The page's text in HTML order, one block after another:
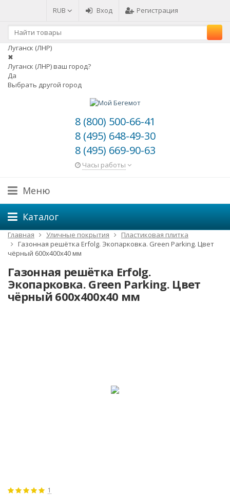
RUB Вход Регистрация
Луганск (ЛНР)
✖
Луганск (ЛНР) ваш город?
Да
Выбрать другой город
8 (800) 500-66-41
8 (495) 648-49-30
8 (495) 669-90-63
Часы работы
Меню
Каталог
Главная Уличные покрытия
Пластиковая плитка
Газонная решётка Erfolg. Экопарковка. Green Parking. Цвет
чёрный 600х400х40 мм
Газонная решётка Erfolg.
Экопарковка. Green Parking. Цвет
чёрный 600х400х40 мм
1